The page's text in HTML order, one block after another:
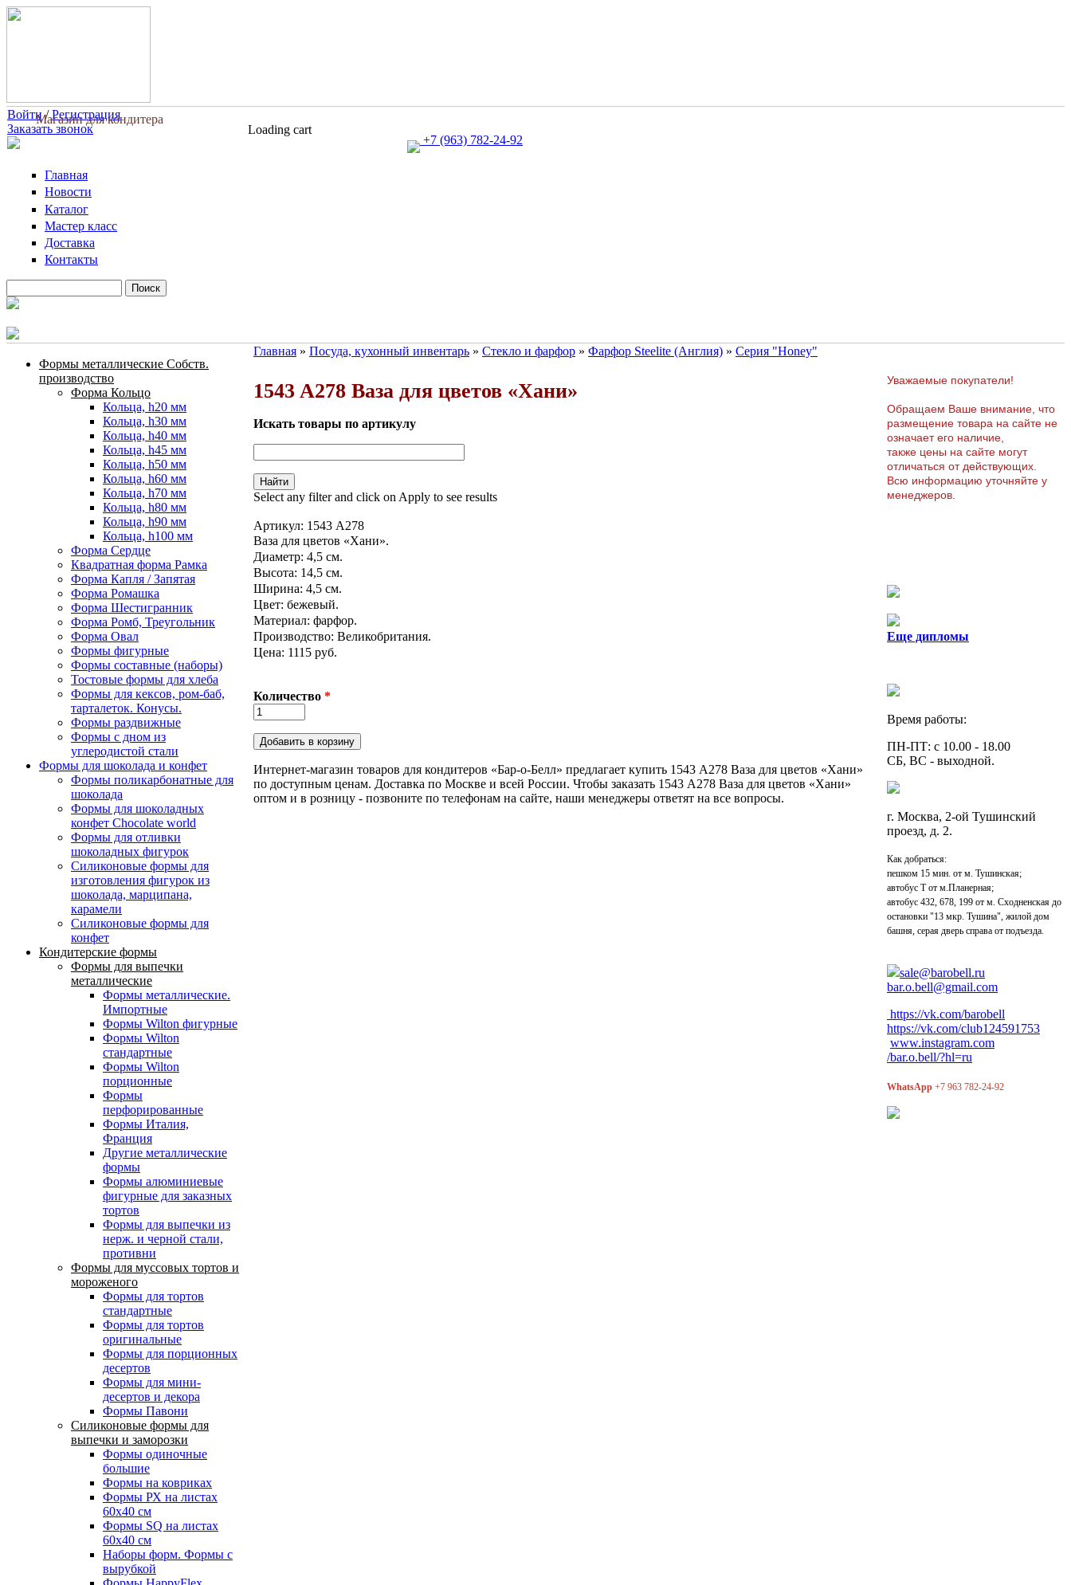
Перейти к основному содержанию
Магазин для кондитера
Войти/Регистрация
Заказать звонок
Loading cart
+7 (963) 782-24-92
Главная
Новости
Каталог
Мастер класс
Доставка
Контакты
Форма поиска
Формы металлические Собств.
производство
Форма Кольцо
Кольца, h20 мм
Кольца, h30 мм
Кольца, h40 мм
Кольца, h45 мм
Кольца, h50 мм
Кольца, h60 мм
Кольца, h70 мм
Кольца, h80 мм
Кольца, h90 мм
Кольца, h100 мм
Форма Сердце
Квадратная форма Рамка
Форма Капля / Запятая
Форма Ромашка
Форма Шестигранник
Форма Ромб, Треугольник
Форма Овал
Формы фигурные
Формы составные (наборы)
Тостовые формы для хлеба
Формы для кексов, ром-баб,
тарталеток. Конусы.
Формы раздвижные
Формы с дном из
углеродистой стали
Формы для шоколада и конфет
Формы поликарбонатные для
шоколада
Формы для шоколадных
конфет Сhocolate world
Формы для отливки
шоколадных фигурок
Силиконовые формы для
изготовления фигурок из
шоколада, марципана,
карамели
Силиконовые формы для
конфет
Кондитерские формы
Формы для выпечки
металлические
Формы металлические.
Импортные
Формы Wilton фигурные
Формы Wilton
стандартные
Формы Wilton
порционные
Формы
перфорированные
Формы Италия,
Франция
Другие металлические
формы
Формы алюминиевые
фигурные для заказных
тортов
Формы для выпечки из
нерж. и черной стали,
противни
Формы для муссовых тортов и
мороженого
Формы для тортов
стандартные
Формы для тортов
оригинальные
Формы для порционных
десертов
Формы для мини-
десертов и декора
Формы Павони
Силиконовые формы для
выпечки и заморозки
Формы одиночные
большие
Формы на ковриках
Формы РХ на листах
60х40 см
Формы SQ на листах
60х40 см
Наборы форм. Формы с
вырубкой
Главная » Посуда, кухонный инвентарь » Стекло и фарфор » Фарфор Steelite (Англия) » Серия "Honey"
1543 A278 Ваза для цветов «Хани»
Искать товары по артикулу
Select any filter and click on Apply to see results
Артикул: 1543 A278
Ваза для цветов «Хани».
Диаметр: 4,5 см.
Высота: 14,5 см.
Ширина: 4,5 см.
Цвет: бежевый.
Материал: фарфор.
Производство: Великобритания.
Цена: 1115 руб.
Количество *
Интернет-магазин товаров для кондитеров «Бар-о-Белл» предлагает купить 1543 A278 Ваза для цветов «Хани»
по доступным ценам. Доставка по Москве и всей России. Чтобы заказать 1543 A278 Ваза для цветов «Хани»
оптом и в розницу - позвоните по телефонам на сайте, наши менеджеры ответят на все вопросы.
Уважаемые покупатели!
Обращаем Ваше внимание, что
размещение товара на сайте не
означает его наличие,
также цены на сайте могут
отличаться от действующих.
Всю информацию уточняйте у
менеджеров.
Еще дипломы
Время работы:
ПН-ПТ: с 10.00 - 18.00
СБ, ВС - выходной.
г. Москва, 2-ой Тушинский
проезд, д. 2.
Как добраться:
пешком 15 мин. от м. Тушинская;
автобус Т от м.Планерная;
автобус 432, 678, 199 от м. Сходненская до
остановки "13 мкр. Тушина", жилой дом
башня, серая дверь справа от подъезда.
sale@barobell.ru
bar.o.bell@gmail.com
https://vk.com/barobell
https://vk.com/club124591753
www.instagram.com
/bar.o.bell/?hl=ru
WhatsApp +7 963 782-24-92